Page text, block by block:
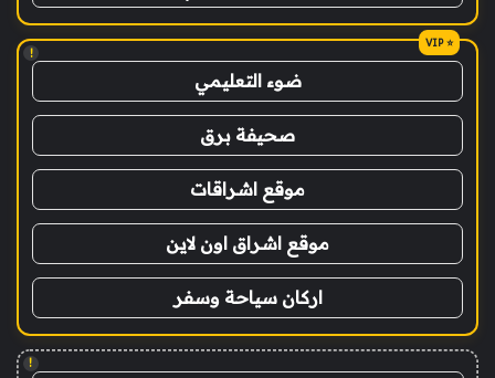
!
ضوء التعليمي
صحيفة برق
موقع اشراقات
موقع اشراق اون لاين
اركان سياحة وسفر
!